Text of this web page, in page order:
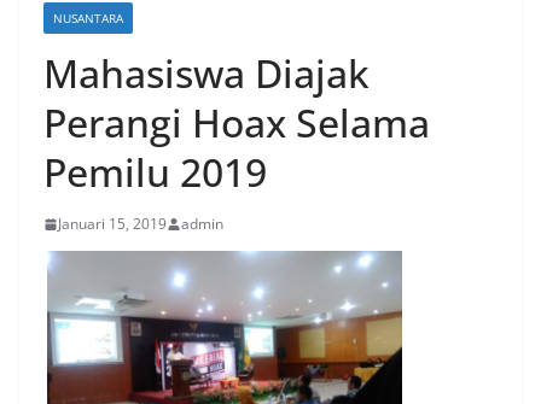
NUSANTARA
Mahasiswa Diajak
Perangi Hoax Selama
Pemilu 2019
Januari 15, 2019 admin